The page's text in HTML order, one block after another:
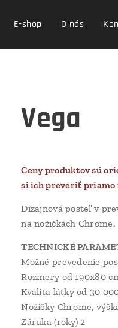
E-shop O nás
Vega
Ceny produktov sú
si ich preveriť priamo
Dizajnová posteľ v
na nožičkách Chrome.
TECHNICKÉ
Možné prevedenie
Rozmery od 190x80
Kvalita látky od 30
Nožičky Chrome,
Záruka (roky) 2